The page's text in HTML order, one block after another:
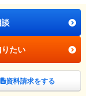
たい
資料請求をする